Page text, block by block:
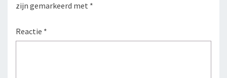
zijn gemarkeerd met *
Reactie *